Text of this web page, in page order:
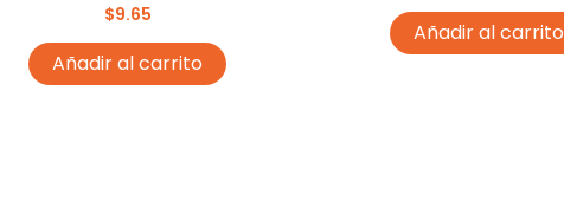
$9.65
Añadir al carrito
Añadir al carrito